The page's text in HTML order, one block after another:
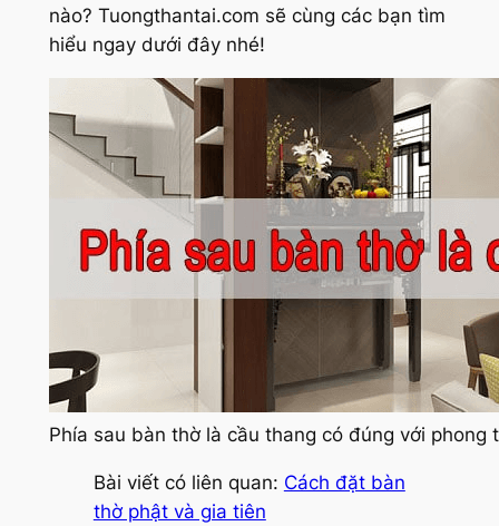
nào? Tuongthantai.com sẽ cùng các bạn tìm
hiểu ngay dưới đây nhé!
Phía sau bàn thờ là cầu thang có đúng với phong
Bài viết có liên quan: Cách đặt bàn
thờ phật và gia tiên